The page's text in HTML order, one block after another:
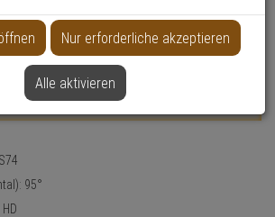
95°
Nur erforderliche akzeptieren
Alle aktivieren